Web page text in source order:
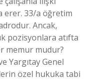
erer. 33/a öğretim
Ancak,
pozisyonlara atıfta
memur mudur?
Yargıtay Genel
özel hukuka tabi